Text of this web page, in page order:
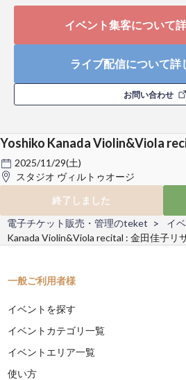
イベント集客について
ライブ配信について詳
お問い合わせ
Yoshiko Kanada Violin&Viola
2025/11/29(土)
スタジオ ヴィルトゥオージ
終了しました
電子チケット販売・管理のteket イ
Kanada Violin&Viola recital : 金田佳子リ
一般ご利用者様
イベントを探す
イベントカテゴリ一覧
イベントエリア一覧
使い方